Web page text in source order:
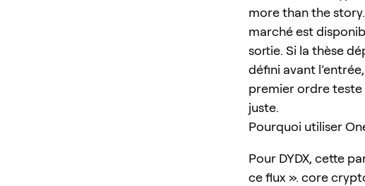
more than the
marché est
sortie. Si la thèse
défini avant
premier ordre teste
juste.
Pourquoi utiliser
Pour DYDX, cette
ce flux ». core